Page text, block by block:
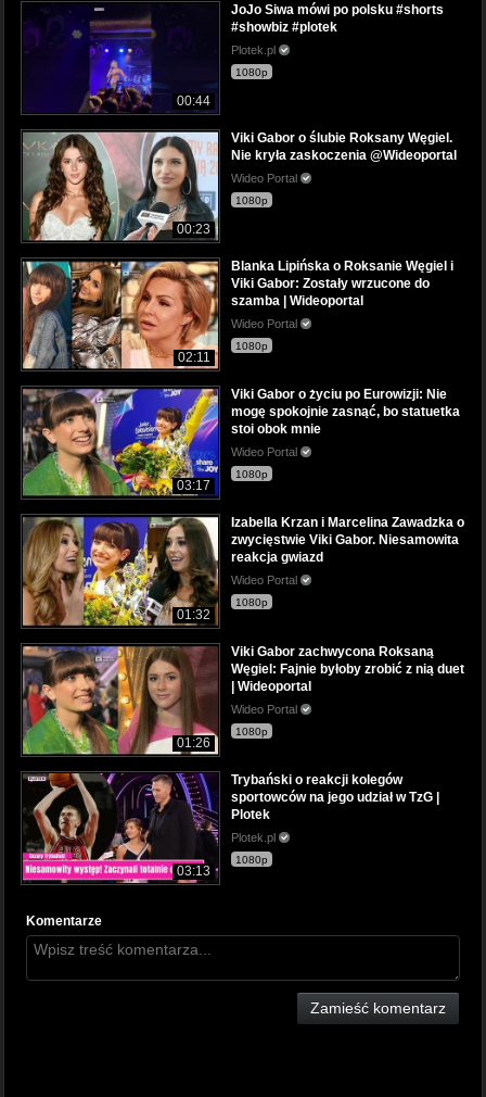
00:44
JoJo Siwa mówi po polsku #shorts
#showbiz #plotek
Plotek.pl
1080p
00:23
Viki Gabor o ślubie Roksany Węgiel.
Nie kryła zaskoczenia @Wideoportal
Wideo Portal
1080p
02:11
Blanka Lipińska o Roksanie Węgiel i
Viki Gabor: Zostały wrzucone do
szamba | Wideoportal
Wideo Portal
1080p
03:17
Viki Gabor o życiu po Eurowizji: Nie
mogę spokojnie zasnąć, bo statuetka
stoi obok mnie
Wideo Portal
1080p
01:32
Izabella Krzan i Marcelina Zawadzka o
zwycięstwie Viki Gabor. Niesamowita
reakcja gwiazd
Wideo Portal
1080p
01:26
Viki Gabor zachwycona Roksaną
Węgiel: Fajnie byłoby zrobić z nią duet
| Wideoportal
Wideo Portal
1080p
03:13
Trybański o reakcji kolegów
sportowców na jego udział w TzG |
Plotek
Plotek.pl
1080p
Komentarze
Zamieść komentarz